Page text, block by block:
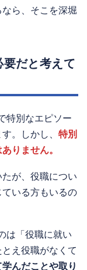
ら、そこを深堀
だと考えて
特別なエピソー
。しかし、 特別
りません。
が、役職につい
いる方もいるの
は「役職に就い
え役職がなくて
んだことや取り